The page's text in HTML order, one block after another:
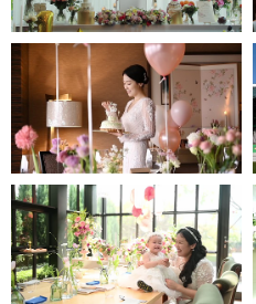
롯데호텔 도림-
인스타1분영상
JW메리어트호텔 -
인스타1분영상